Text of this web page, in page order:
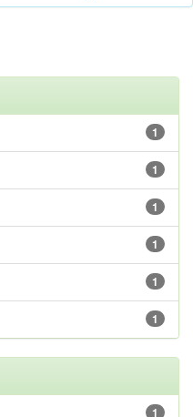
1
1
1
1
1
1
1